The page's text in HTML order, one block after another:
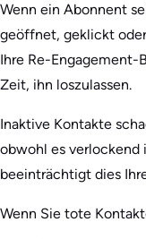
Wenn ein Abonnent
geöffnet, geklickt
Ihre Re-Engagement-
Zeit, ihn loszulassen.
Inaktive Kontakte
obwohl es verlockend
beeinträchtigt dies
Wenn Sie tote